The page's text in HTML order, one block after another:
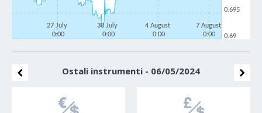
27 July
0:00
30 July
0:00
4 August
0:00
7 August
0:00
0.69
0.695
Ostali instrumenti - 06/05/2024